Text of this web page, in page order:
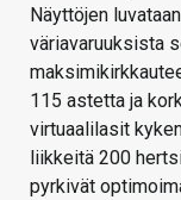
Näyttöjen
väriavaruuksista
115 astetta ja
virtuaalilasit
liikkeitä 200
pyrkivät